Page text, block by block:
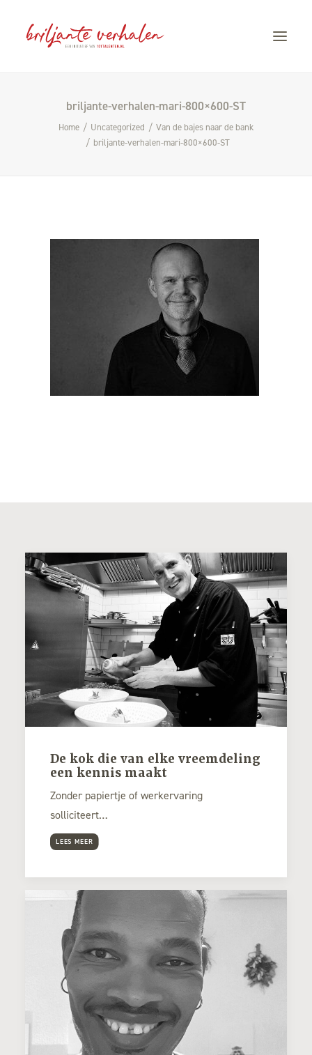
briljante-verhalen-mari-800×600-ST
Home Uncategorized
Van de bajes naar de bank
briljante-verhalen-mari-800×600-ST
De kok die van elke vreemdeling
een kennis maakt
Zonder papiertje of werkervaring
solliciteert…
LEES MEER